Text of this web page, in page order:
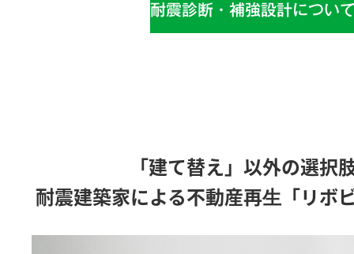
耐震診断・補強設計につい
「建て替え」以外の選択
耐震建築家による不動産再⽣「リボ